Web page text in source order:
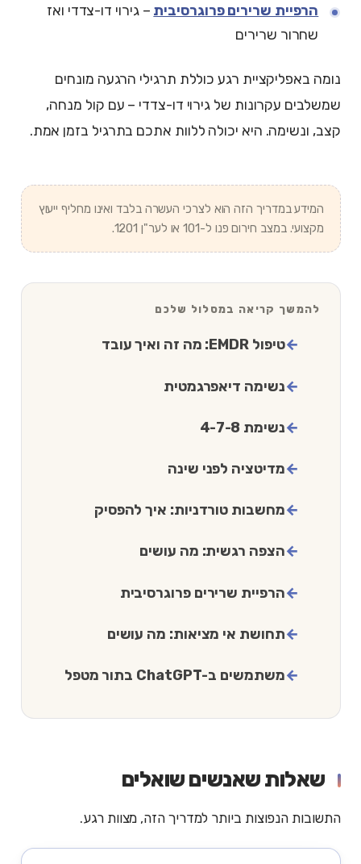
הרפיית שרירים פרוגרסיבית – גירוי דו-צדדי ואז
שחרור שרירים
נומה באפליקציית רגע כוללת תרגילי הרגעה מונחים
שמשלבים עקרונות של גירוי דו-צדדי – עם קול מנחה,
קצב, ונשימה. היא יכולה ללוות אתכם בתרגיל בזמן אמת.
המידע במדריך הזה הוא לצרכי העשרה בלבד ואינו מחליף ייעוץ
מקצועי. במצב חירום פנו ל-101 או לער"ן 1201.
להמשך קריאה במסלול שלכם
טיפול EMDR: מה זה ואיך עובד
נשימה דיאפרגמטית
נשימת 4-7-8
מדיטציה לפני שינה
מחשבות טורדניות: איך להפסיק
הצפה רגשית: מה עושים
הרפיית שרירים פרוגרסיבית
תחושת אי מציאות: מה עושים
משתמשים ב-ChatGPT בתור מטפל
שאלות שאנשים שואלים
התשובות הנפוצות ביותר למדריך הזה, מצוות רגע.